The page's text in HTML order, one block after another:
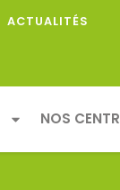
ACTUALITÉS
NOS